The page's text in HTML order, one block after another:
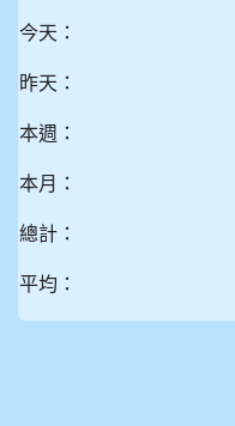
今天：
昨天：
本週：
本月：
總計：
平均：